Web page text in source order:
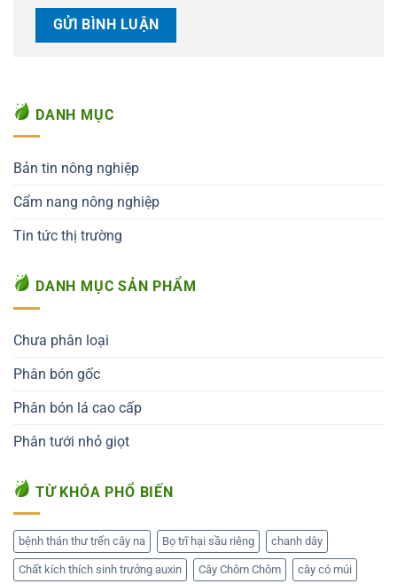
DANH MỤC
Bản tin nông nghiệp
Cẩm nang nông nghiệp
Tin tức thị trường
DANH MỤC SẢN PHẨM
Chưa phân loại
Phân bón gốc
Phân bón lá cao cấp
Phân tưới nhỏ giọt
TỪ KHÓA PHỔ BIẾN
bệnh thán thư trến cây na Bọ trĩ hại sầu riêng chanh dây
Chất kích thích sinh trưởng auxin Cây Chôm Chôm cây có múi